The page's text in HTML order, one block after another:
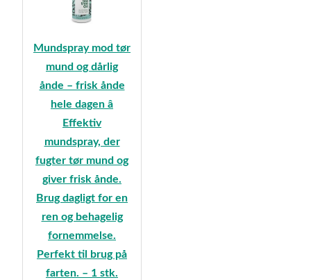
Mundspray mod tør
mund og dårlig
ånde – frisk ånde
hele dagen â
Effektiv
mundspray, der
fugter tør mund og
giver frisk ånde.
Brug dagligt for en
ren og behagelig
fornemmelse.
Perfekt til brug på
farten. – 1 stk.